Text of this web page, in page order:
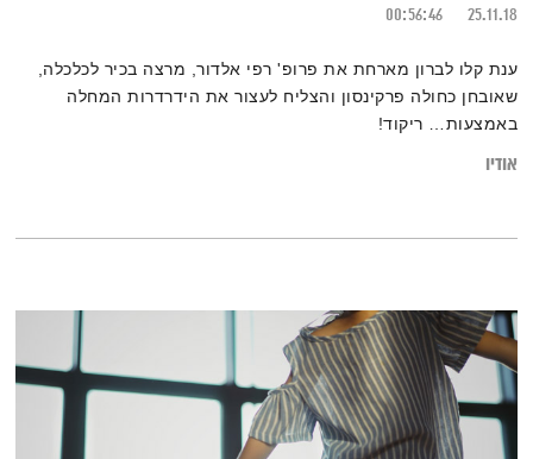
25.11.18
00:56:46
ענת קלו לברון מארחת את פרופ' רפי אלדור, מרצה בכיר לכלכלה,
שאובחן כחולה פרקינסון והצליח לעצור את הידרדרות המחלה
באמצעות… ריקוד!
אודיו